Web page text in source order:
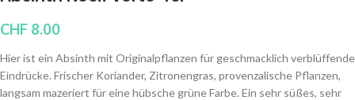
CHF 8.00
Hier ist ein Absinth mit Originalpflanzen für geschmacklich verblüffende
Eindrücke. Frischer Koriander, Zitronengras, provenzalische Pflanzen,
langsam mazeriert für eine hübsche grüne Farbe. Ein sehr süßes, sehr